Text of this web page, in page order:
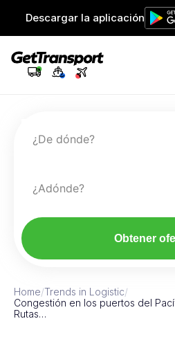
Descargar la aplicación
¿De dónde?
¿Adónde?
Obtener
Home/Trends in Logistic/
Congestión en los puertos del
Rutas…